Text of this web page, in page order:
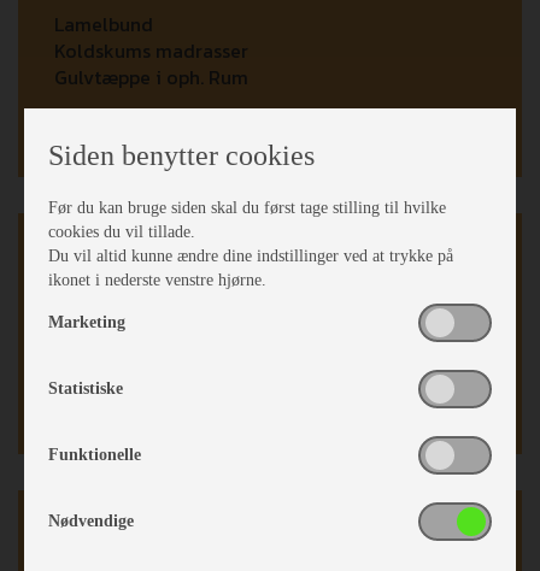
Lamelbund
Koldskums madrasser
Gulvtæppe i oph. Rum
Teltvogn
Støtteben
Karrosseri, Chassis & Magasiner
Siden benytter cookies
Før du kan bruge siden skal du først tage stilling til hvilke
cookies du vil tillade.
Du vil altid kunne ændre dine indstillinger ved at trykke på
ikonet i nederste venstre hjørne.
Marketing
Statistiske
Funktionelle
Nødvendige